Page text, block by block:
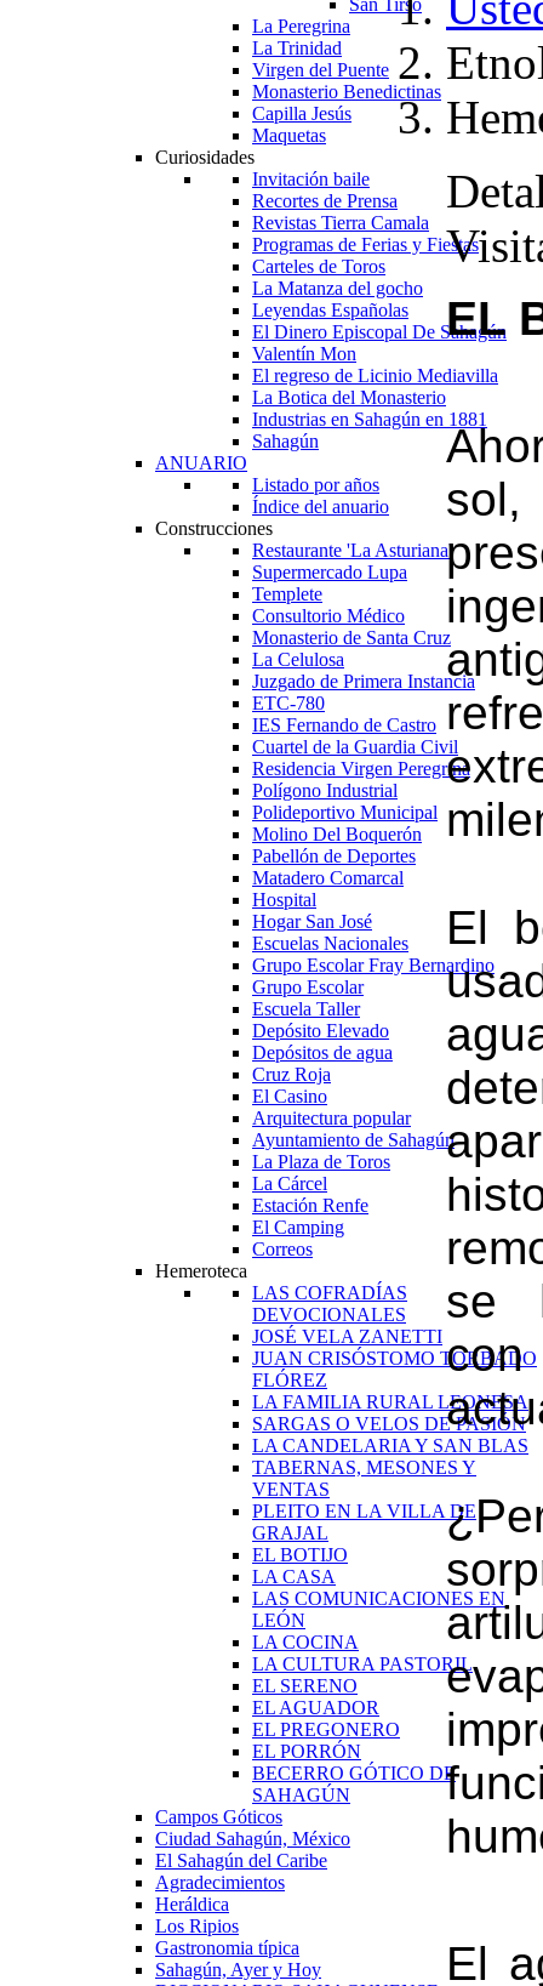
San Tirso
La Peregrina
La Trinidad
Virgen del Puente
Monasterio Benedictinas
Capilla Jesús
Maquetas
Curiosidades
Invitación baile
Recortes de Prensa
Revistas Tierra Camala
Programas de Ferias y Fiestas
Carteles de Toros
La Matanza del gocho
Leyendas Españolas
El Dinero Episcopal De Sahagún
Valentín Mon
El regreso de Licinio Mediavilla
La Botica del Monasterio
Industrias en Sahagún en 1881
Sahagún
ANUARIO
Listado por años
Índice del anuario
Construcciones
Restaurante 'La Asturiana'
Supermercado Lupa
Templete
Consultorio Médico
Monasterio de Santa Cruz
La Celulosa
Juzgado de Primera Instancia
ETC-780
IES Fernando de Castro
Cuartel de la Guardia Civil
Residencia Virgen Peregrina
Polígono Industrial
Polideportivo Municipal
Molino Del Boquerón
Pabellón de Deportes
Matadero Comarcal
Hospital
Hogar San José
Escuelas Nacionales
Grupo Escolar Fray Bernardino
Grupo Escolar
Escuela Taller
Depósito Elevado
Depósitos de agua
Cruz Roja
El Casino
Arquitectura popular
Ayuntamiento de Sahagún
La Plaza de Toros
La Cárcel
Estación Renfe
El Camping
Correos
Hemeroteca
LAS COFRADÍAS
DEVOCIONALES
JOSÉ VELA ZANETTI
JUAN CRISÓSTOMO TORBADO
FLÓREZ
LA FAMILIA RURAL LEONESA
SARGAS O VELOS DE PASIÓN
LA CANDELARIA Y SAN BLAS
TABERNAS, MESONES Y
VENTAS
PLEITO EN LA VILLA DE
GRAJAL
EL BOTIJO
LA CASA
LAS COMUNICACIONES EN
LEÓN
LA COCINA
LA CULTURA PASTORIL
EL SERENO
EL AGUADOR
EL PREGONERO
EL PORRÓN
BECERRO GÓTICO DE
SAHAGÚN
Campos Góticos
Ciudad Sahagún, México
El Sahagún del Caribe
Agradecimientos
Heráldica
Los Ripios
Gastronomia típica
Sahagún, Ayer y Hoy
EL
A
El
se
El